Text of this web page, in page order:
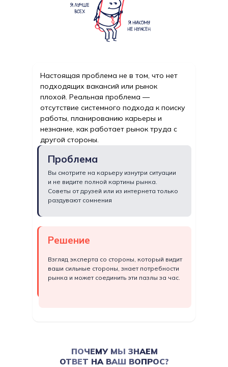
Настоящая проблема не в том, что нет
подходящих вакансий или рынок
плохой. Реальная проблема —
отсутствие системного подхода к поиску
работы, планированию карьеры и
незнание, как работает рынок труда с
другой стороны.
Проблема
Вы смотрите на карьеру изнутри ситуации
и не видите полной картины рынка.
Советы от друзей или из интернета только
раздувают сомнения
Решение
Взгляд эксперта со стороны, который видит
ваши сильные стороны, знает потребности
рынка и может соединить эти пазлы за час.
ПОЧЕМУ МЫ ЗНАЕМ
ОТВЕТ НА ВАШ ВОПРОС?